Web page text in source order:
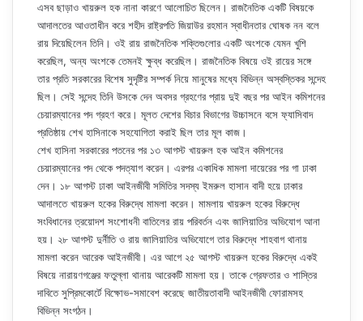
এসব ছাড়াও খায়রুল হক নানা কারণে আলোচিত ছিলেন। রাজনৈতিক একটি বিষয়কে
আদালতের আওতাধীন করে শহীদ রাষ্ট্রপতি জিয়াউর রহমান স্বাধীনতার ঘোষক নন বলে
রায় দিয়েছিলেন তিনি। ওই রায় রাজনৈতিক শক্তিগুলোর একটি অংশকে যেমন খুশি
করেছিল, অন্য অংশকে তেমনই ক্ষুব্ধ করেছিল। রাজনৈতিক বিষয়ে ওই রায়ের সঙ্গে
তার প্রতি সরকারের বিশেষ সুদৃষ্টির সম্পর্ক নিয়ে মানুষের মধ্যে বিভিন্ন অস্বস্তিকর সন্দেহ
ছিল। সেই সন্দেহ তিনি উসকে দেন অবসর গ্রহণের প্রায় দুই বছর পর আইন কমিশনের
চেয়ারম্যানের পদ গ্রহণ করে। মূলত দেশের বিচার বিভাগের উচ্চাসনে বসে ফ্যাসিবাদ
প্রতিষ্ঠায় শেখ হাসিনাকে সহযোগিতা করাই ছিল তার মূল কাজ।
শেখ হাসিনা সরকারের পতনের পর ১৩ আগস্ট খায়রুল হক আইন কমিশনের
চেয়ারম্যানের পদ থেকে পদত্যাগ করেন। এরপর একাধিক মামলা দায়েরের পর গা ঢাকা
দেন। ১৮ আগস্ট ঢাকা আইনজীবী সমিতির সদস্য ইমরুল হাসান বাদী হয়ে ঢাকার
আদালতে খায়রুল হকের বিরুদ্ধে মামলা করেন। মামলায় খায়রুল হকের বিরুদ্ধে
সংবিধানের ত্রয়োদশ সংশোধনী বাতিলের রায় পরিবর্তন এবং জালিয়াতির অভিযোগ আনা
হয়। ২৮ আগস্ট দুর্নীতি ও রায় জালিয়াতির অভিযোগে তার বিরুদ্ধে শাহবাগ থানায়
মামলা করেন আরেক আইনজীবী। এর আগে ২৫ আগস্ট খায়রুল হকের বিরুদ্ধে একই
বিষয়ে নারায়ণগঞ্জের ফতুল্লা থানায় আরেকটি মামলা হয়। তাকে গ্রেফতার ও শাস্তির
দাবিতে সুপ্রিমকোর্টে বিক্ষোভ-সমাবেশ করেছে জাতীয়তাবাদী আইনজীবী ফোরামসহ
বিভিন্ন সংগঠন।